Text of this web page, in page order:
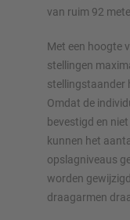
van ruim 92
Met een hoogte
stellingen
stellingstaander
Omdat de
bevestigd en
kunnen het
opslagniveaus
worden
draagarmen